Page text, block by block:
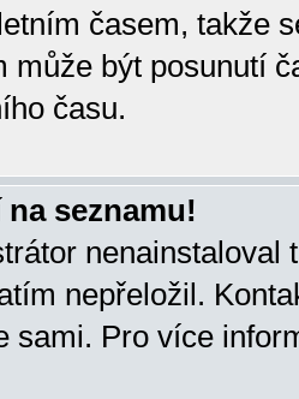
časem, takže
může být posunutí
času.
seznamu!
nenainstaloval
nepřeložil.
sami. Pro více